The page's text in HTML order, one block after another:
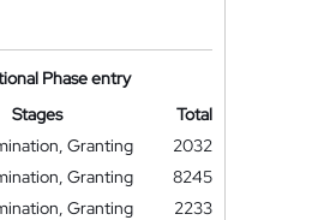
Phase entry
Stages
Total
Granting
2032
Granting
8245
Granting
2233